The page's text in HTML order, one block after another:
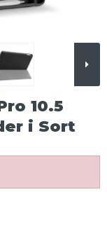
10.5
i Sort